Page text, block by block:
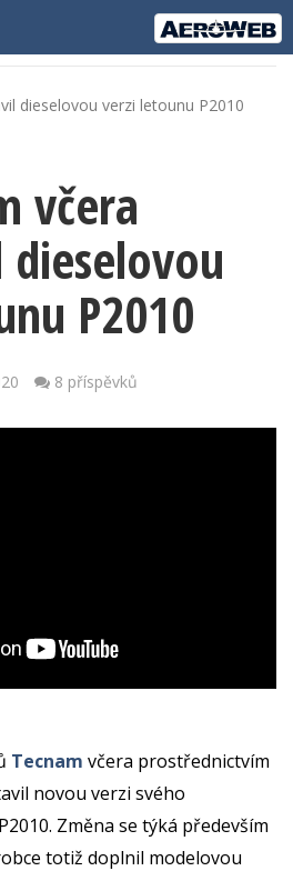
dieselovou verzi letounu P2010
včera
P2010
8 příspěvků
Tecnam včera prostřednictvím
novou verzi svého
Změna se týká především
totiž doplnil modelovou